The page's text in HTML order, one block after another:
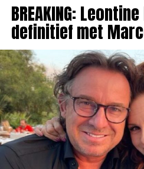
BREAKING:
definitief met